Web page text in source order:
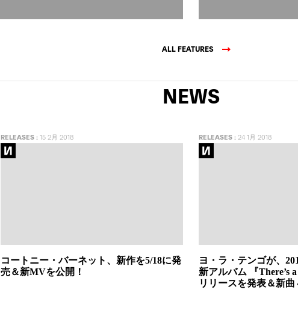
ALL FEATURES
NEWS
RELEASES : 15 2月 2018
コートニー・バーネット、新作を5/18に発
売＆新MVを公開！
RELEASES : 24 1月 2018
ヨ・ラ・テンゴが、
新アルバム 『There’s
リリースを発表＆新